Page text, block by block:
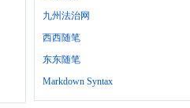
九州法治网
西西随笔
东东随笔
Markdown Syntax